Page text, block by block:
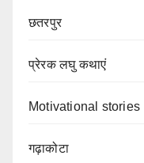
छतरपुर
प्रेरक लघु कथाएं
Motivational stories
गढ़ाकोटा